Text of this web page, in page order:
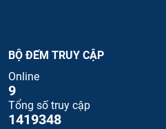
BỘ ĐẾM TRUY CẬP
Online
9
Tổng số truy cập
1419348